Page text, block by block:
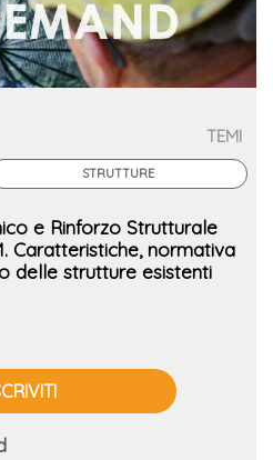
TEMI
STRUTTURE
e Rinforzo Strutturale
Caratteristiche, normativa
delle strutture esistenti